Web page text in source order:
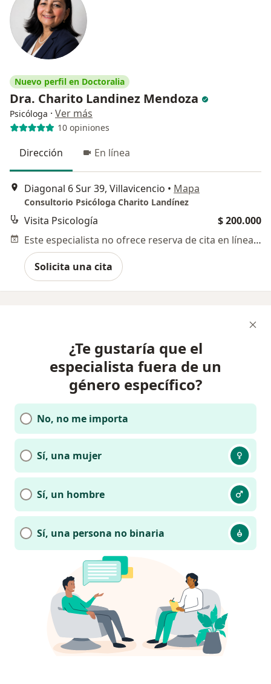
Nuevo perfil en Doctoralia
Dra. Charito Landinez Mendoza
Psicóloga · Ver más
10 opiniones
Dirección En línea
Diagonal 6 Sur 39, Villavicencio • Mapa
Consultorio Psicóloga Charito Landínez
Visita Psicología
$ 200.000
Este especialista no ofrece reserva de cita en línea en esta dirección.
Solicita una cita
¿Te gustaría que el
especialista fuera de un
género específico?
No, no me importa
Sí, una mujer
Sí, un hombre
Sí, una persona no binaria